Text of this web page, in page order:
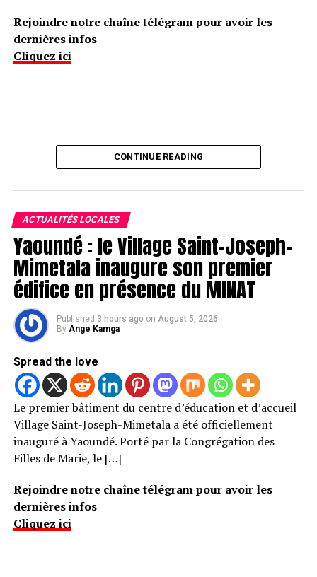
Rejoindre notre chaîne télégram pour avoir les
dernières infos
Cliquez ici
CONTINUE READING
ACTUALITÉS LOCALES
Yaoundé : le Village Saint-Joseph-
Mimetala inaugure son premier
édifice en présence du MINAT
Published 3 hours ago on August 5, 2026
By Ange Kamga
Spread the love
Le premier bâtiment du centre d’éducation et d’accueil
Village Saint-Joseph-Mimetala a été officiellement
inauguré à Yaoundé. Porté par la Congrégation des
Filles de Marie, le […]
Rejoindre notre chaîne télégram pour avoir les
dernières infos
Cliquez ici